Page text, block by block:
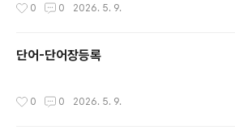
0 0 2026. 5. 9.
단어-단어장등록
0 0 2026. 5. 9.